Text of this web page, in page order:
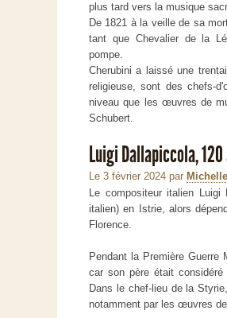
plus tard vers la musique
De 1821 à la veille de sa
tant que Chevalier de la
pompe.
Cherubini a laissé une
religieuse, sont des chefs-
niveau que les œuvres de
Schubert.
Luigi Dallapiccola, 120
Le 3 février 2024 par
Le compositeur italien
italien) en Istrie, alors
Florence.
Pendant la Première
car son père était
Dans le chef-lieu de la
notamment par les œuvres